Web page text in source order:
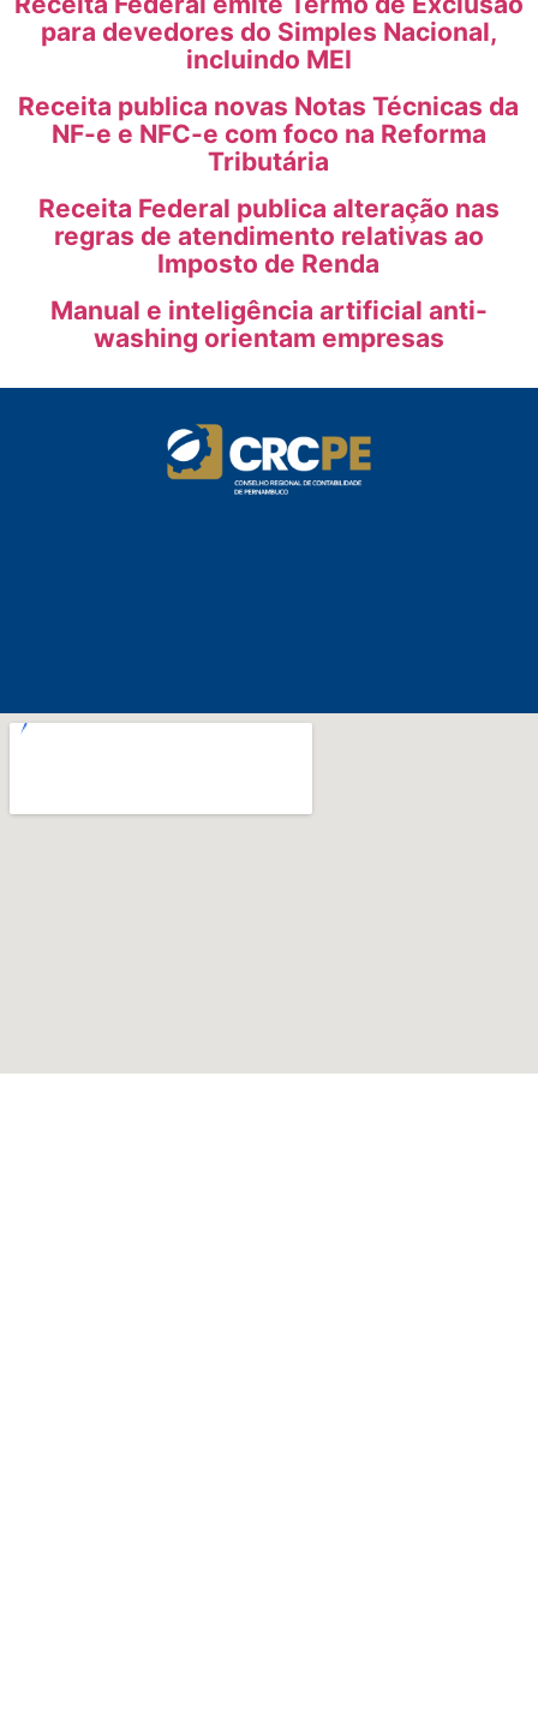
para devedores do Simples Nacional,
incluindo MEI
Receita publica novas Notas Técnicas da
NF-e e NFC-e com foco na Reforma
Tributária
Receita Federal publica alteração nas
regras de atendimento relativas ao
Imposto de Renda
Manual e inteligência artificial anti-
washing orientam empresas